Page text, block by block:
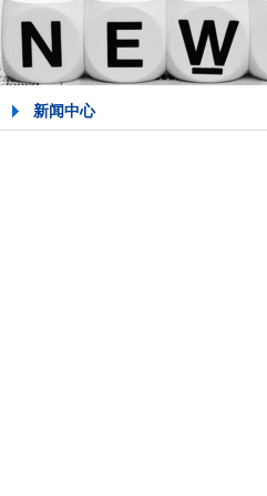
新闻中心